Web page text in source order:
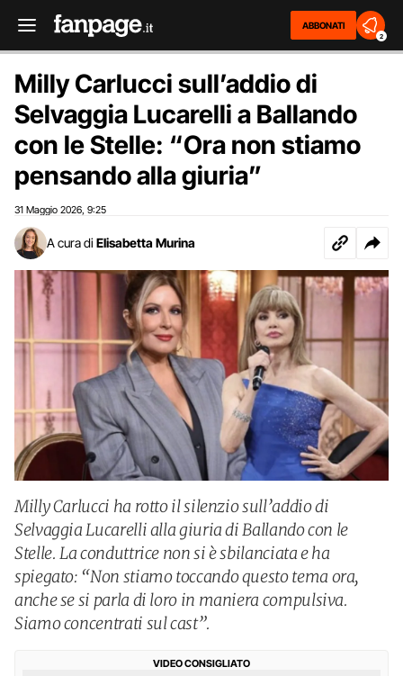
ABBONATI
2
Milly Carlucci sull’addio di
Selvaggia Lucarelli a Ballando
con le Stelle: “Ora non stiamo
pensando alla giuria”
31 Maggio 2026 9:25
A cura di Elisabetta Murina
Milly Carlucci ha rotto il silenzio sull’addio di
Selvaggia Lucarelli alla giuria di Ballando con le
Stelle. La conduttrice non si è sbilanciata e ha
spiegato: “Non stiamo toccando questo tema ora,
anche se si parla di loro in maniera compulsiva.
Siamo concentrati sul cast”.
VIDEO CONSIGLIATO